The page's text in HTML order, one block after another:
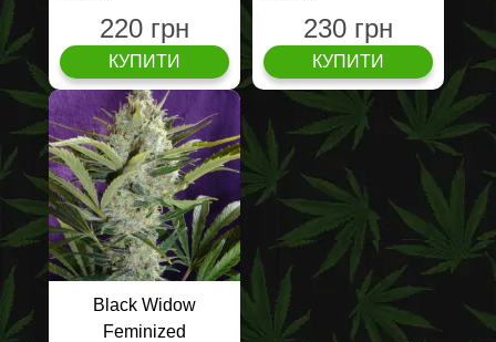
220 грн
КУПИТИ
230 грн
КУПИТИ
Black Widow
Feminized